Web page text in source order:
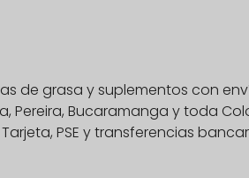
de grasa y suplementos con
Pereira, Bucaramanga y toda
PSE y transferencias